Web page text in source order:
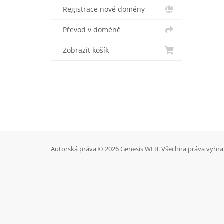
Registrace nové domény
Převod v doméně
Zobrazit košík
Autorská práva © 2026 Genesis WEB. Všechna práva